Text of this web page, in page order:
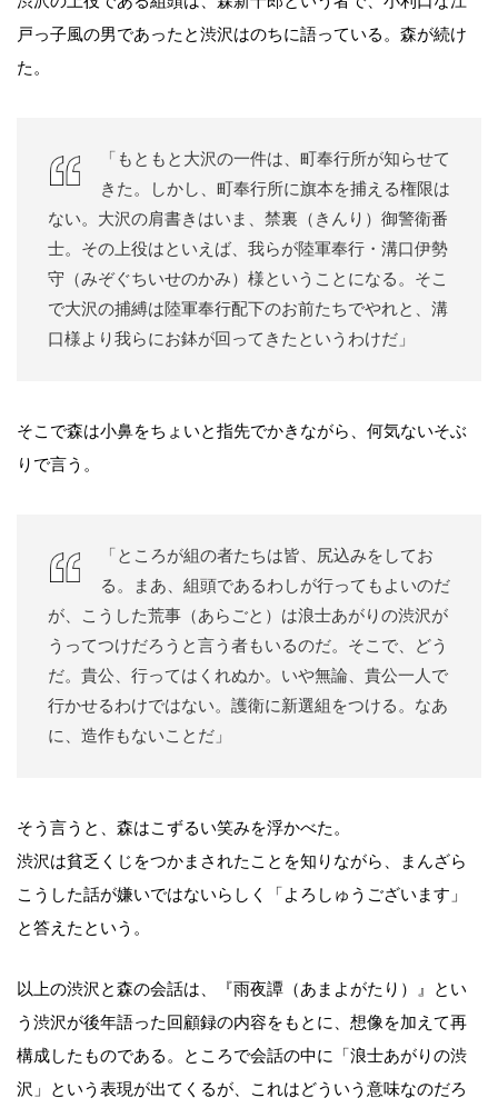
戸っ子風の男であったと渋沢はのちに語っている。森が続け
た。
「もともと大沢の一件は、町奉行所が知らせて
きた。しかし、町奉行所に旗本を捕える権限は
ない。大沢の肩書きはいま、禁裏（きんり）御警衛番
士。その上役はといえば、我らが陸軍奉行・溝口伊勢
守（みぞぐちいせのかみ）様ということになる。そこ
で大沢の捕縛は陸軍奉行配下のお前たちでやれと、溝
口様より我らにお鉢が回ってきたというわけだ」
そこで森は小鼻をちょいと指先でかきながら、何気ないそぶ
りで言う。
「ところが組の者たちは皆、尻込みをしてお
る。まあ、組頭であるわしが行ってもよいのだ
が、こうした荒事（あらごと）は浪士あがりの渋沢が
うってつけだろうと言う者もいるのだ。そこで、どう
だ。貴公、行ってはくれぬか。いや無論、貴公一人で
行かせるわけではない。護衛に新選組をつける。なあ
に、造作もないことだ」
そう言うと、森はこずるい笑みを浮かべた。
渋沢は貧乏くじをつかまされたことを知りながら、まんざら
こうした話が嫌いではないらしく「よろしゅうございます」
と答えたという。
以上の渋沢と森の会話は、『雨夜譚（あまよがたり）』とい
う渋沢が後年語った回顧録の内容をもとに、想像を加えて再
構成したものである。ところで会話の中に「浪士あがりの渋
沢」という表現が出てくるが、これはどういう意味なのだろ